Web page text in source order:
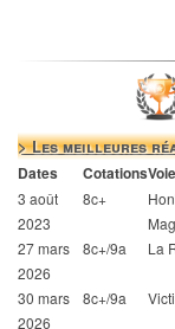
> Les meilleures
Dates Cotations
3 août
2023
8c+
27 mars
2026
8c+/9a La
30 mars
2026
8c+/9a